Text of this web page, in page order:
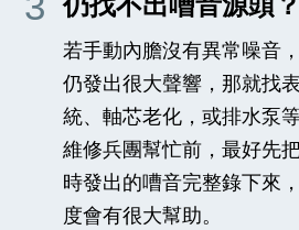
若手動內膽沒有異常噪音
仍發出很大聲響，那就找
統、軸芯老化，或排水泵
維修兵團幫忙前，最好先
時發出的嘈音完整錄下來
度會有很大幫助。